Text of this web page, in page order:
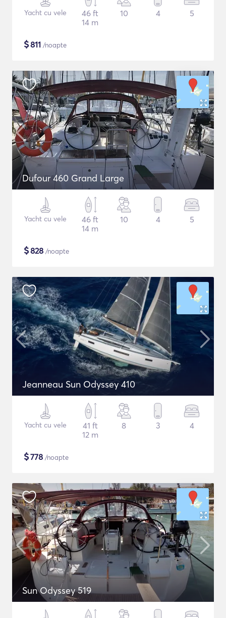
Yacht cu vele
46 ft
14 m
10 4 5
$811 /noapte
Dufour 460 Grand Large
Yacht cu vele
46 ft
14 m
10 4 5
$828 /noapte
Jeanneau Sun Odyssey 410
Yacht cu vele
41 ft
12 m
8 3 4
$778 /noapte
Sun Odyssey 519